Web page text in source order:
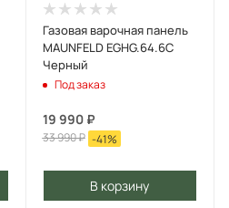
Газовая варочная панель
MAUNFELD EGHG.64.6C
Черный
Под заказ
19 990₽
33 990₽ -41%
В корзину